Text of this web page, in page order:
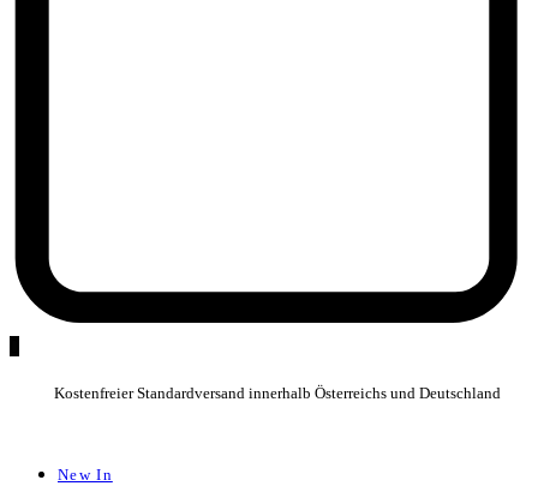
Kostenfreier Standardversand innerhalb Österreichs und Deutschland
New In